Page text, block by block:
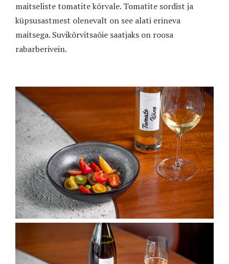
maitseliste tomatite kõrvale. Tomatite sordist ja
küpsusastmest olenevalt on see alati erineva
maitsega. Suvikõrvitsaõie saatjaks on roosa
rabarberivein.